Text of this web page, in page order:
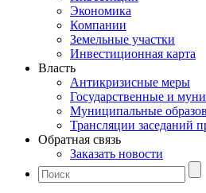
Экономика
Компании
Земельные участки
Инвестиционная карта
Власть
Антикризисные меры
Государственные и
Муниципальные
Трансляции заседаний
Обратная связь
Заказать новости